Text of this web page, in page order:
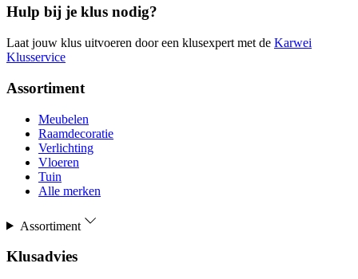
Hulp bij je klus nodig?
Laat jouw klus uitvoeren door een klusexpert met de Karwei
Klusservice
Assortiment
Meubelen
Raamdecoratie
Verlichting
Vloeren
Tuin
Alle merken
Assortiment
Klusadvies